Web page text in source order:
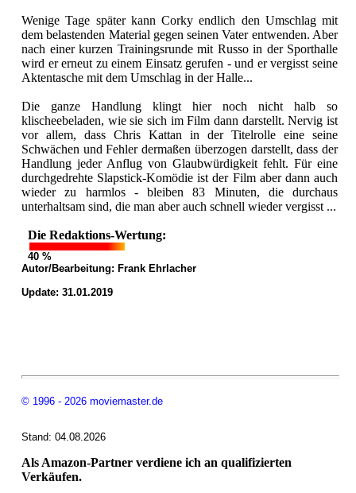
Wenige Tage später kann Corky endlich den Umschlag mit
dem belastenden Material gegen seinen Vater entwenden. Aber
nach einer kurzen Trainingsrunde mit Russo in der Sporthalle
wird er erneut zu einem Einsatz gerufen - und er vergisst seine
Aktentasche mit dem Umschlag in der Halle...
Die ganze Handlung klingt hier noch nicht halb so
klischeebeladen, wie sie sich im Film dann darstellt. Nervig ist
vor allem, dass Chris Kattan in der Titelrolle eine seine
Schwächen und Fehler dermaßen überzogen darstellt, dass der
Handlung jeder Anflug von Glaubwürdigkeit fehlt. Für eine
durchgedrehte Slapstick-Komödie ist der Film aber dann auch
wieder zu harmlos - bleiben 83 Minuten, die durchaus
unterhaltsam sind, die man aber auch schnell wieder vergisst ...
Die Redaktions-Wertung:
40 %
Autor/Bearbeitung: Frank Ehrlacher
Update: 31.01.2019
© 1996 - 2026 moviemaster.de
Stand: 04.08.2026
Als Amazon-Partner verdiene ich an qualifizierten
Verkäufen.